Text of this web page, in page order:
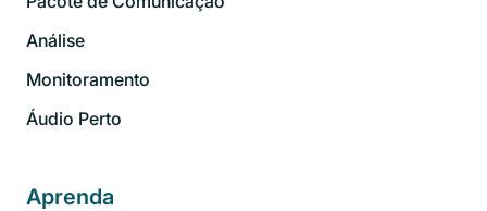
Análise
Monitoramento
Áudio Perto
Aprenda